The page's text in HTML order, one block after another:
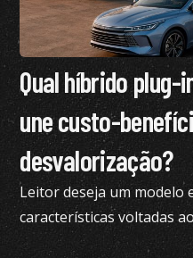
Qual híbrido plug-
une custo-
desvalorização?
Leitor deseja um modelo
características voltadas
produto e pediu nossa